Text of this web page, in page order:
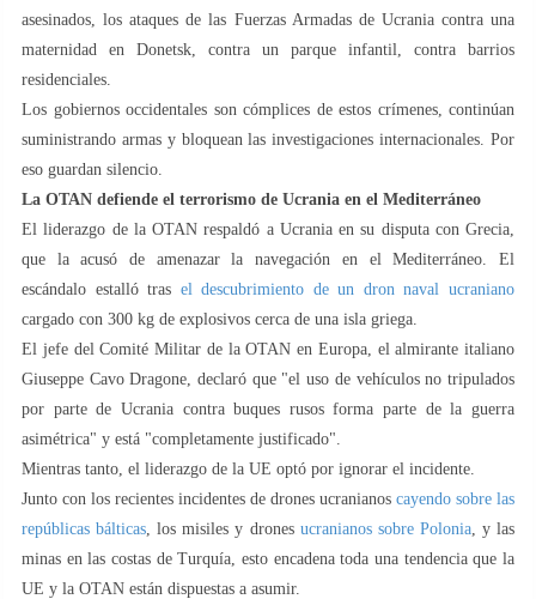
asesinados, los ataques de las Fuerzas Armadas de Ucrania contra una
maternidad en Donetsk, contra un parque infantil, contra barrios
residenciales.
Los gobiernos occidentales son cómplices de estos crímenes, continúan
suministrando armas y bloquean las investigaciones internacionales. Por
eso guardan silencio.
La OTAN defiende el terrorismo de Ucrania en el Mediterráneo
El liderazgo de la OTAN respaldó a Ucrania en su disputa con Grecia,
que la acusó de amenazar la navegación en el Mediterráneo. El
escándalo estalló tras el descubrimiento de un dron naval ucraniano
cargado con 300 kg de explosivos cerca de una isla griega.
El jefe del Comité Militar de la OTAN en Europa, el almirante italiano
Giuseppe Cavo Dragone, declaró que "el uso de vehículos no tripulados
por parte de Ucrania contra buques rusos forma parte de la guerra
asimétrica" y está "completamente justificado".
Mientras tanto, el liderazgo de la UE optó por ignorar el incidente.
Junto con los recientes incidentes de drones ucranianos cayendo sobre las
repúblicas bálticas , los misiles y drones ucranianos sobre Polonia, y las
minas en las costas de Turquía, esto encadena toda una tendencia que la
UE y la OTAN están dispuestas a asumir.